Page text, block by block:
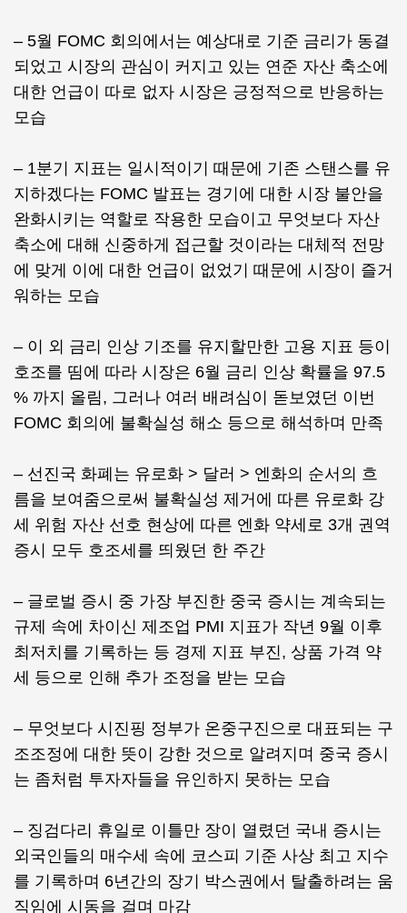
– 5월 FOMC 회의에서는 예상대로 기준 금리가 동결
되었고 시장의 관심이 커지고 있는 연준 자산 축소에
대한 언급이 따로 없자 시장은 긍정적으로 반응하는
모습
– 1분기 지표는 일시적이기 때문에 기존 스탠스를 유
지하겠다는 FOMC 발표는 경기에 대한 시장 불안을
완화시키는 역할로 작용한 모습이고 무엇보다 자산
축소에 대해 신중하게 접근할 것이라는 대체적 전망
에 맞게 이에 대한 언급이 없었기 때문에 시장이 즐거
워하는 모습
– 이 외 금리 인상 기조를 유지할만한 고용 지표 등이
호조를 띰에 따라 시장은 6월 금리 인상 확률을 97.5
% 까지 올림, 그러나 여러 배려심이 돋보였던 이번
FOMC 회의에 불확실성 해소 등으로 해석하며 만족
– 선진국 화폐는 유로화 > 달러 > 엔화의 순서의 흐
름을 보여줌으로써 불확실성 제거에 따른 유로화 강
세 위험 자산 선호 현상에 따른 엔화 약세로 3개 권역
증시 모두 호조세를 띄웠던 한 주간
– 글로벌 증시 중 가장 부진한 중국 증시는 계속되는
규제 속에 차이신 제조업 PMI 지표가 작년 9월 이후
최저치를 기록하는 등 경제 지표 부진, 상품 가격 약
세 등으로 인해 추가 조정을 받는 모습
– 무엇보다 시진핑 정부가 온중구진으로 대표되는 구
조조정에 대한 뜻이 강한 것으로 알려지며 중국 증시
는 좀처럼 투자자들을 유인하지 못하는 모습
– 징검다리 휴일로 이틀만 장이 열렸던 국내 증시는
외국인들의 매수세 속에 코스피 기준 사상 최고 지수
를 기록하며 6년간의 장기 박스권에서 탈출하려는 움
직임에 시동을 걸며 마감